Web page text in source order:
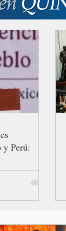
y Perú: